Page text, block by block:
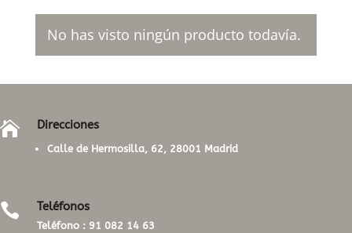
No has visto ningún producto todavía.
 Direcciones
Calle de Hermosilla, 62, 28001 Madrid
 Teléfonos
Teléfono : 91 082 14 63